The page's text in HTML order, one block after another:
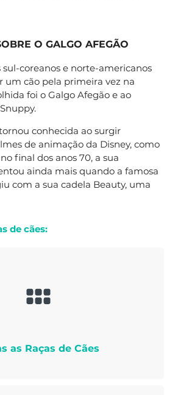
O GALGO AFEGÃO
sul-coreanos e norte-americanos
um cão pela primeira vez na
foi o Galgo Afegão e ao
conhecida ao surgir
de animação da Disney, como
no final dos anos 70, a sua
ainda mais quando a famosa
com a sua cadela Beauty, uma
de cães:
as Raças de Cães